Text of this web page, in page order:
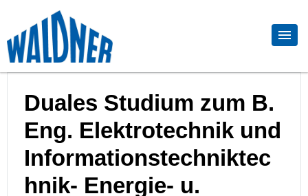
Duales Studium zum B.
Eng. Elektrotechnik und
Informationstechniktec
hnik- Energie- u.